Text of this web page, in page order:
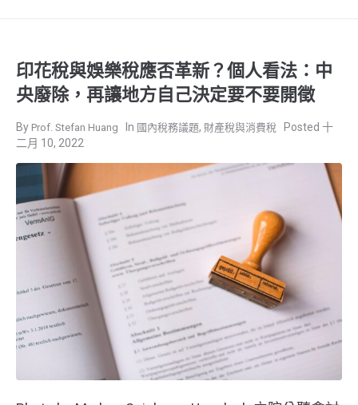
印花稅與娛樂稅應否革新？個人看法：中
央廢除，再讓地方自己決定要不要開徵
Prof. Stefan Huang 國內稅務議題, 財產稅與消費稅
十
二月 10, 2022